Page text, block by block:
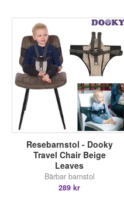
Resebarnstol - Dooky
Travel Chair Beige
Leaves
Bärbar barnstol
289 kr